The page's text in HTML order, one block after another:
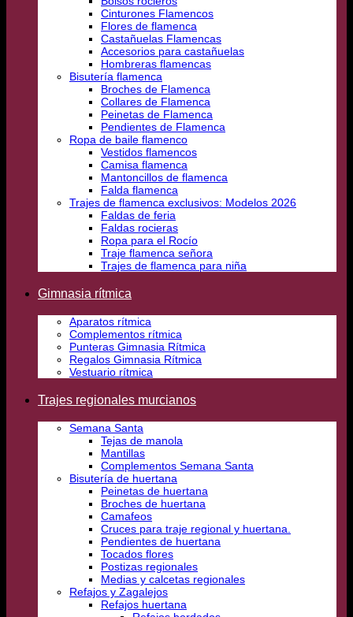
Cinturones Flamencos
Flores de flamenca
Castañuelas Flamencas
Accesorios para castañuelas
Hombreras flamencas
Bisutería flamenca
Broches de Flamenca
Collares de Flamenca
Peinetas de Flamenca
Pendientes de Flamenca
Ropa de baile flamenco
Vestidos flamencos
Camisa flamenca
Mantoncillos de flamenca
Falda flamenca
Trajes de flamenca exclusivos: Modelos 2026
Faldas de feria
Faldas rocieras
Ropa para el Rocío
Traje flamenca señora
Trajes de flamenca para niña
Gimnasia rítmica
Aparatos rítmica
Complementos rítmica
Punteras Gimnasia Rítmica
Regalos Gimnasia Rítmica
Vestuario rítmica
Trajes regionales murcianos
Semana Santa
Tejas de manola
Mantillas
Complementos Semana Santa
Bisutería de huertana
Peinetas de huertana
Broches de huertana
Camafeos
Cruces para traje regional y huertana.
Pendientes de huertana
Tocados flores
Postizas regionales
Medias y calcetas regionales
Refajos y Zagalejos
Refajos huertana